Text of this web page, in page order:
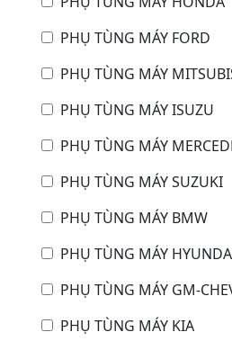
PHỤ TÙNG MÁY FORD
PHỤ TÙNG MÁY
PHỤ TÙNG MÁY ISUZU
PHỤ TÙNG MÁY
PHỤ TÙNG MÁY SUZUKI
PHỤ TÙNG MÁY BMW
PHỤ TÙNG MÁY
PHỤ TÙNG MÁY GM-
PHỤ TÙNG MÁY KIA